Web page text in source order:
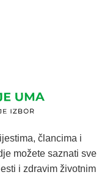
člancima i
možete saznati sve
i zdravim životnim